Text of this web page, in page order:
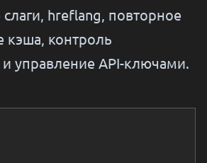
hreflang, повторное
кэша, контроль
управление API-ключами.